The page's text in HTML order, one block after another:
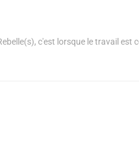
c'est lorsque le travail est